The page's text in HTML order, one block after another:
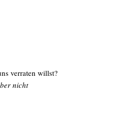
verraten willst?
nicht